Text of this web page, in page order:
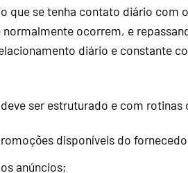
que se tenha contato diário com
normalmente ocorrem, e
diário e constante
ser estruturado e com rotinas
disponíveis do
anúncios;